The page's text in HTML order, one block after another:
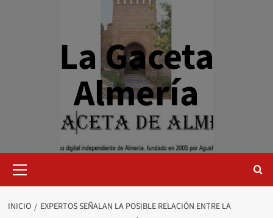
La Gaceta
Almería
primario
INICIO
EXPERTOS SEÑALAN LA POSIBLE RELACIÓN ENTRE LA